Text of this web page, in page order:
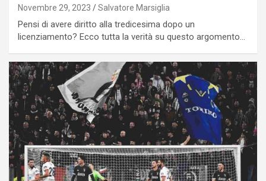
Novembre 29, 2023 Salvatore Marsiglia
Pensi di avere diritto alla tredicesima dopo un
licenziamento? Ecco tutta la verità su questo argomento…